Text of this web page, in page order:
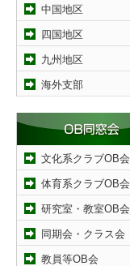
中国地区
四国地区
九州地区
海外支部
文化系クラブOB会
体育系クラブOB会
研究室・教室OB会
同期会・クラス会
教員等OB会